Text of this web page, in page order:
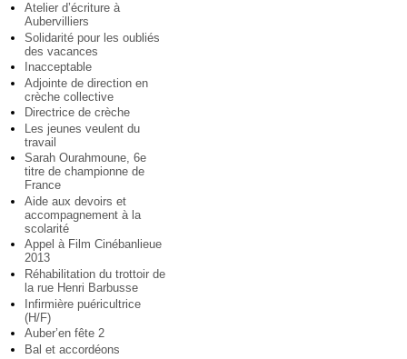
Atelier d’écriture à
Aubervilliers
Solidarité pour les oubliés
des vacances
Inacceptable
Adjointe de direction en
crèche collective
Directrice de crèche
Les jeunes veulent du
travail
Sarah Ourahmoune, 6e
titre de championne de
France
Aide aux devoirs et
accompagnement à la
scolarité
Appel à Film Cinébanlieue
2013
Réhabilitation du trottoir de
la rue Henri Barbusse
Infirmière puéricultrice
(H/F)
Auber’en fête 2
Bal et accordéons